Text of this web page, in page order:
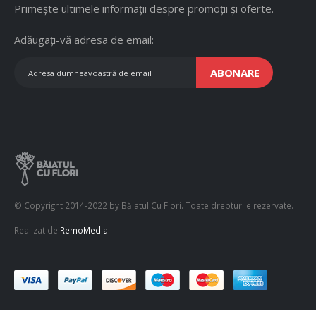
Primește ultimele informații despre promoții și oferte.
Adăugați-vă adresa de email:
ABONARE
© Copyright 2014-2022 by Băiatul Cu Flori. Toate drepturile rezervate.
Realizat de RemoMedia